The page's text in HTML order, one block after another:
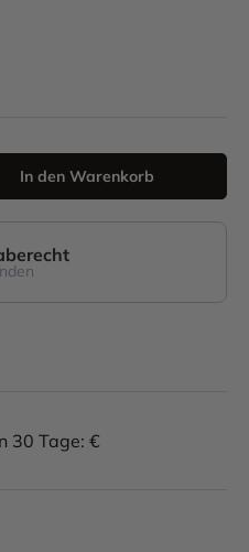
In den Warenkorb
30 Tage: €